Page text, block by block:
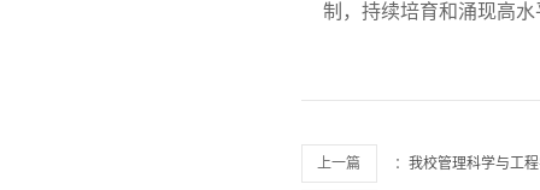
制，持续培育和涌现高
上一篇 ： 我校管理科学与工